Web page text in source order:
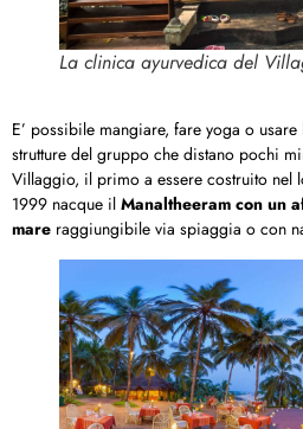
La clinica ayurvedica del
E’ possibile mangiare, fare yoga o
strutture del gruppo che distano pochi
Villaggio, il primo a essere costruito nel
1999 nacque il Manaltheeram con un
mare raggiungibile via spiaggia o con